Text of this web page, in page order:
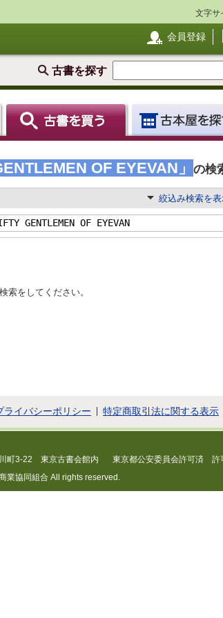
文字サ
会員登録
古書を探す
OF EYEVAN」 の検
絞込み検索を
索をしてください。
ライバシーポリシー 特定商取引法に関する表示
町3-22 東京古書会館内
東京都公安委員会許可済
業協同組合 All rights reserved.